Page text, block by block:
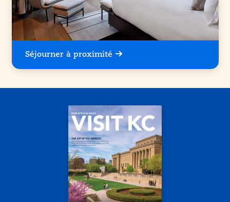
Séjourner à proximité